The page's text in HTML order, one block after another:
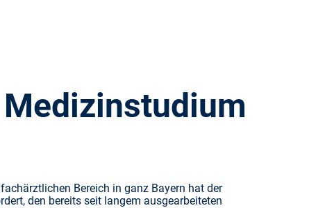
Bereich in ganz Bayern hat der
den bereits seit langem ausgearbeiteten